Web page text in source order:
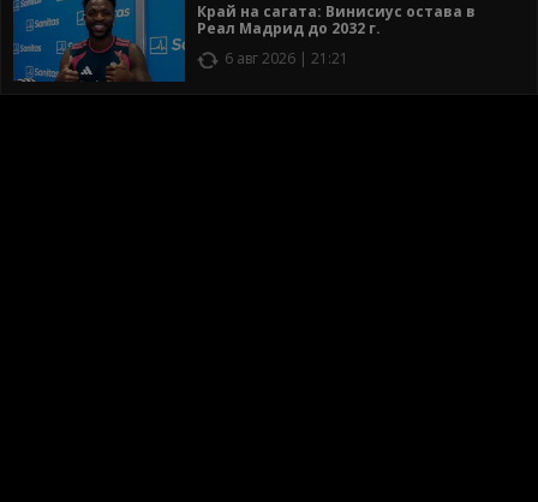
Край на сагата: Винисиус остава в
Реал Мадрид до 2032 г.
6 авг 2026 | 21:21